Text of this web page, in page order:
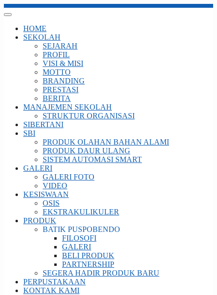
HOME
SEKOLAH
SEJARAH
PROFIL
VISI & MISI
MOTTO
BRANDING
PRESTASI
BERITA
MANAJEMEN SEKOLAH
STRUKTUR ORGANISASI
SIBERTANI
SBI
PRODUK OLAHAN BAHAN ALAMI
PRODUK DAUR ULANG
SISTEM AUTOMASI SMART
GALERI
GALERI FOTO
VIDEO
KESISWAAN
OSIS
EKSTRAKULIKULER
PRODUK
BATIK PUSPOBENDO
FILOSOFI
GALERI
BELI PRODUK
PARTNERSHIP
SEGERA HADIR PRODUK BARU
PERPUSTAKAAN
KONTAK KAMI